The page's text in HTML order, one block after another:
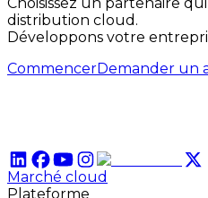
distribution cloud.
Développons votre
CommencerDemander un
Marché cloud
Plateforme